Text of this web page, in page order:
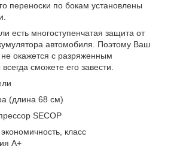
переноски по бокам установлены
есть многоступенчатая защита от
автомобиля. Поэтому Ваш
окажется с разряженным
сможете его завести.
(длина 68 см)
SECOP
класс
A+